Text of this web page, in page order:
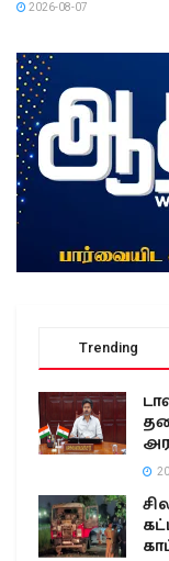
2026-08-07
Trending